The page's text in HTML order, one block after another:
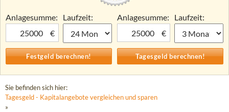
Anlagesumme:
€
Laufzeit:
Anlagesumme:
€
Laufzeit:
Sie befinden sich hier:
Tagesgeld - Kapitalangebote vergleichen und sparen
»